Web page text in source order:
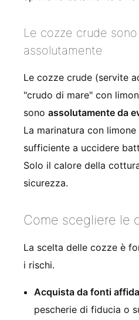
Le cozze crude
assolutamente
Le cozze crude (servite
"crudo di mare" con
sono assolutamente da
La marinatura con
sufficiente a uccidere
Solo il calore della
sicurezza.
Come scegliere le
La scelta delle cozze è
i rischi.
Acquista da fonti
pescherie di fiducia o